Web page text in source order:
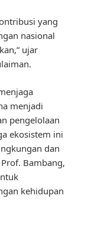
yang
nasional
ujar
menjadi
pengelolaan
ekosistem ini
dan
Bambang,
kehidupan